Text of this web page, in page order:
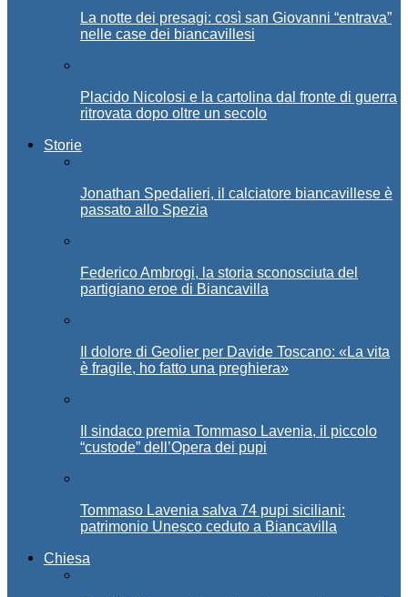
La notte dei presagi: così san Giovanni “entrava”
nelle case dei biancavillesi
Placido Nicolosi e la cartolina dal fronte di guerra
ritrovata dopo oltre un secolo
Storie
Jonathan Spedalieri, il calciatore biancavillese è
passato allo Spezia
Federico Ambrogi, la storia sconosciuta del
partigiano eroe di Biancavilla
Il dolore di Geolier per Davide Toscano: «La vita
è fragile, ho fatto una preghiera»
Il sindaco premia Tommaso Lavenia, il piccolo
“custode” dell’Opera dei pupi
Tommaso Lavenia salva 74 pupi siciliani:
patrimonio Unesco ceduto a Biancavilla
Chiesa